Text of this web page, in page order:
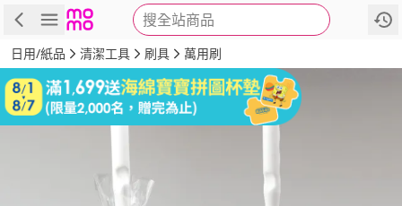
搜全站商品
商品 評價 詳情
日用/紙品 清潔工具 刷具 萬用刷